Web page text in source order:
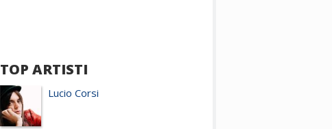
TOP ARTISTI
Lucio Corsi